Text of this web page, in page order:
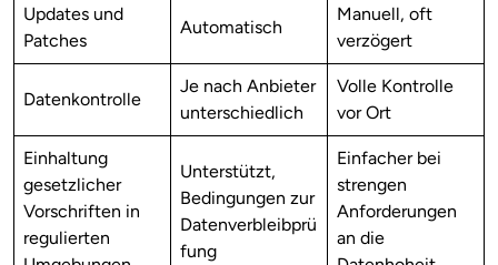
Updates und
Patches
Automatisch
Manuell, oft
verzögert
Datenkontrolle
Je nach Anbieter
unterschiedlich
Volle Kontrolle
vor Ort
Einhaltung
gesetzlicher
Vorschriften in
regulierten
Unterstützt,
Bedingungen zur
Datenverbleibprü
fung
Einfacher bei
strengen
Anforderungen
an die